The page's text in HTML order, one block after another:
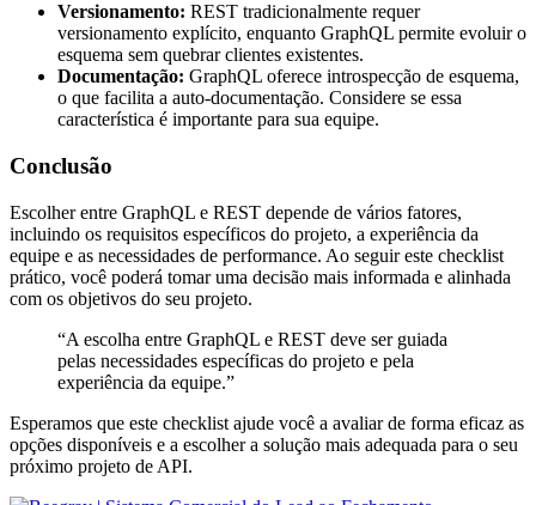
Versionamento: REST tradicionalmente requer
versionamento explícito, enquanto GraphQL permite evoluir o
esquema sem quebrar clientes existentes.
Documentação: GraphQL oferece introspecção de esquema,
o que facilita a auto-documentação. Considere se essa
característica é importante para sua equipe.
Conclusão
Escolher entre GraphQL e REST depende de vários fatores,
incluindo os requisitos específicos do projeto, a experiência da
equipe e as necessidades de performance. Ao seguir este checklist
prático, você poderá tomar uma decisão mais informada e alinhada
com os objetivos do seu projeto.
“A escolha entre GraphQL e REST deve ser guiada
pelas necessidades específicas do projeto e pela
experiência da equipe.”
Esperamos que este checklist ajude você a avaliar de forma eficaz as
opções disponíveis e a escolher a solução mais adequada para o seu
próximo projeto de API.